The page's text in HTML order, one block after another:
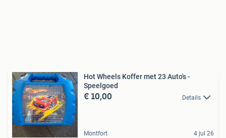
Hot Wheels Koffer met 23 Auto's -
Speelgoed
€ 10,00 Details
Montfort 4 jul 26